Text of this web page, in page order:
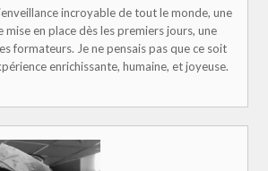
incroyable de tout le monde, une
mise en place dès les premiers jours, une
formateurs. Je ne pensais pas que ce soit
enrichissante, humaine, et joyeuse.